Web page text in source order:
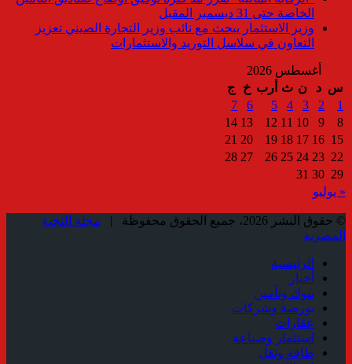
الخاصة حتى 31 ديسمبر المقبل
وزير الاستثمار يبحث مع نائب وزير التجارة الصيني تعزيز
التعاون في سلاسل التوريد والاستثمارات
أغسطس 2026
س د ن ث أرب خ
ج
1
2
3
4
5
6
7
8
9
10
11
12
13
14
15
16
17
18
19
20
21
22
23
24
25
26
27
28
29
30
31
« يوليو
© حقوق النشر 2026، جميع الحقوق محفوظة |
مجلة النخبة
المصرية
الرئيسية
أخبار
بنوك وتأمين
بورصة وشركات
عقارات
استثمار وصناعة
طاقة ونقل